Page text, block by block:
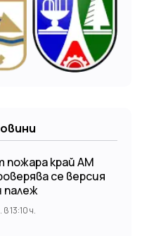
пожара край АМ
се версия
палеж
13:10 ч.